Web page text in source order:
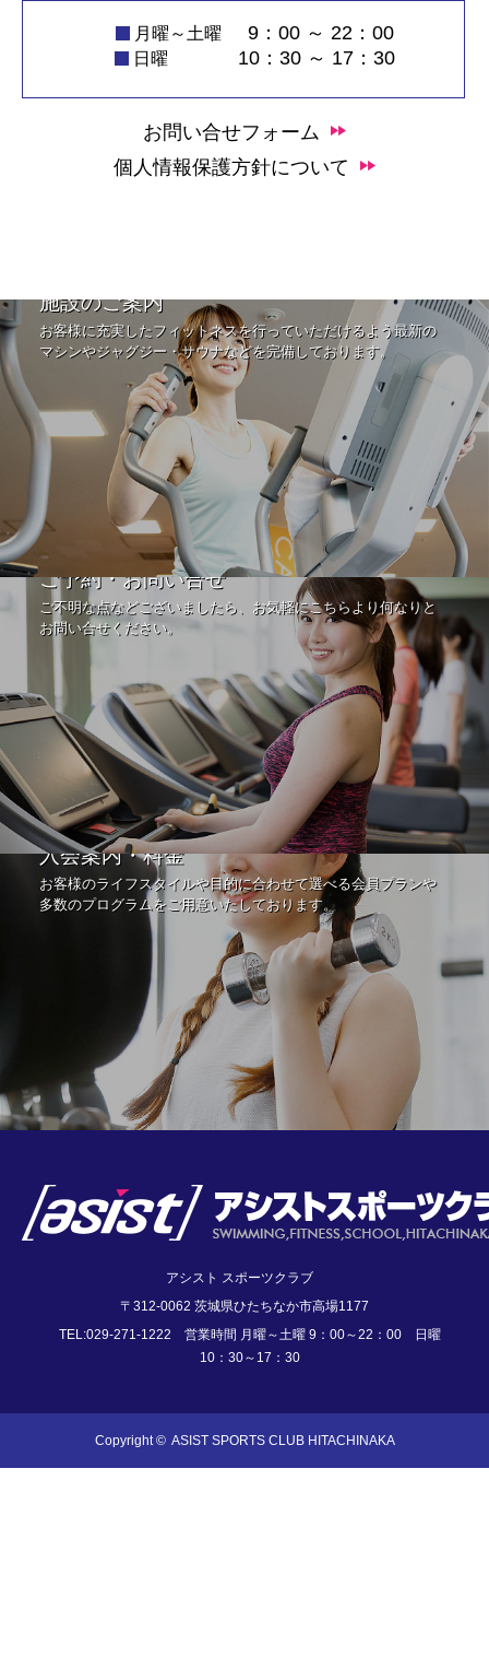
月曜～土曜 9：00 ～ 22：00
日曜 10：30 ～ 17：30
お問い合せフォーム
個人情報保護方針について
施設のご案内
お客様に充実したフィットネスを行っていただけるよう最新の
マシンやジャグジー・サウナなどを完備しております。
ご予約・お問い合せ
ご不明な点などございましたら、お気軽にこちらより何なりと
お問い合せください。
入会案内・料金
お客様のライフスタイルや目的に合わせて選べる会員プランや
多数のプログラムをご用意いたしております。
アシスト スポーツクラブ
〒312-0062 茨城県ひたちなか市高場1177
TEL:029-271-1222 営業時間 月曜～土曜 9：00～22：00 日曜
10：30～17：30
Copyright © ASIST SPORTS CLUB HITACHINAKA